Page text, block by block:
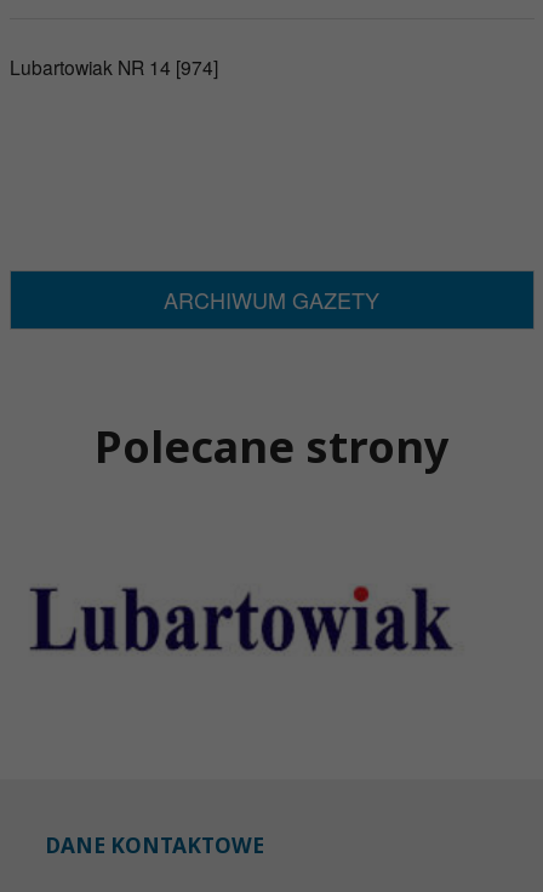
Lubartowiak NR 14 [974]
ARCHIWUM GAZETY
Polecane strony
DANE KONTAKTOWE